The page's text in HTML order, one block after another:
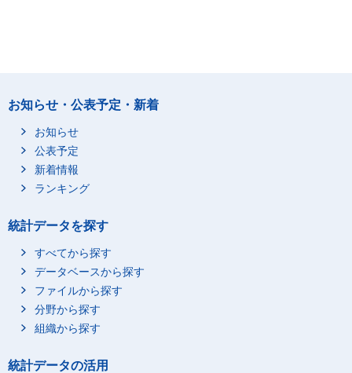
お知らせ・公表予定・新着
お知らせ
公表予定
新着情報
ランキング
統計データを探す
すべてから探す
データベースから探す
ファイルから探す
分野から探す
組織から探す
統計データの活用